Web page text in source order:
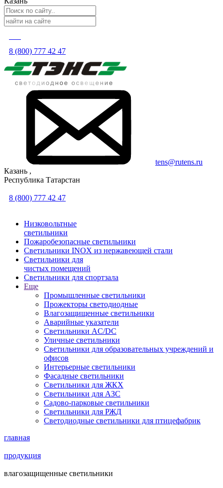
8 (800) 777 42 47
tens@rutens.ru
Казань ,
Республика Татарстан
8 (800) 777 42 47
Низковольтные
светильники
Пожаробезопасные светильники
Светильники INOX из нержавеющей стали
Светильники для
чистых помещений
Светильники для спортзала
Еще
Промышленные светильники
Прожекторы светодиодные
Влагозащищенные светильники
Аварийные указатели
Светильники AC/DC
Уличные светильники
Светильники для образовательных учреждений и
офисов
Интерьерные светильники
Фасадные светильники
Светильники для ЖКХ
Светильники для АЗС
Садово-парковые светильники
Светильники для РЖД
Светодиодные светильники для птицефабрик
главная
продукция
влагозащищенные светильники